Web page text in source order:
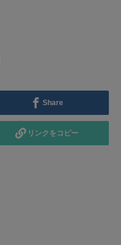
Share
リンクをコピー